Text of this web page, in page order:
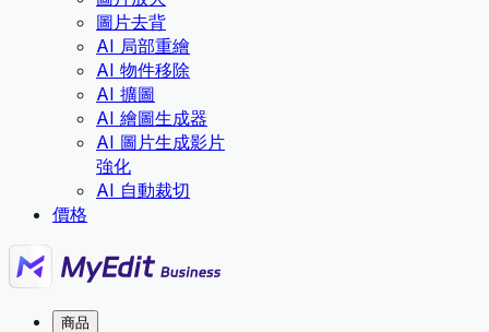
圖片去背
AI 局部重繪
AI 物件移除
AI 擴圖
AI 繪圖生成器
AI 圖片生成影片
強化
AI 自動裁切
價格
商品